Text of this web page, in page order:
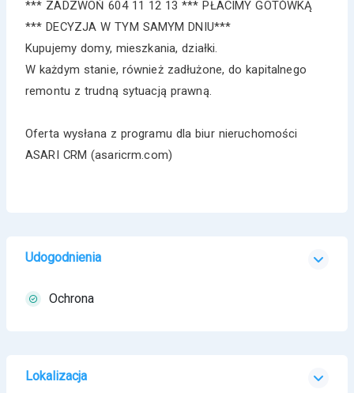
*** ZADZWOŃ 604 11 12 13 *** PŁACIMY GOTÓWKĄ
*** DECYZJA W TYM SAMYM DNIU***
Kupujemy domy, mieszkania, działki.
W każdym stanie, również zadłużone, do kapitalnego
remontu z trudną sytuacją prawną.
Oferta wysłana z programu dla biur nieruchomości
ASARI CRM (asaricrm.com)
Udogodnienia
Ochrona
Lokalizacja